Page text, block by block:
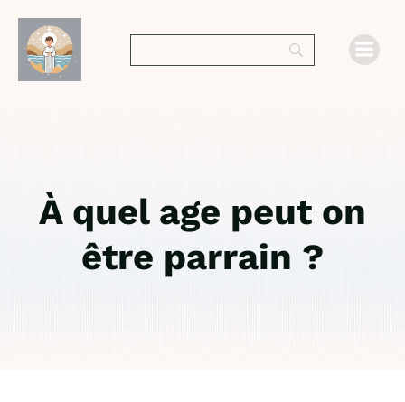
À quel age peut on
être parrain ?